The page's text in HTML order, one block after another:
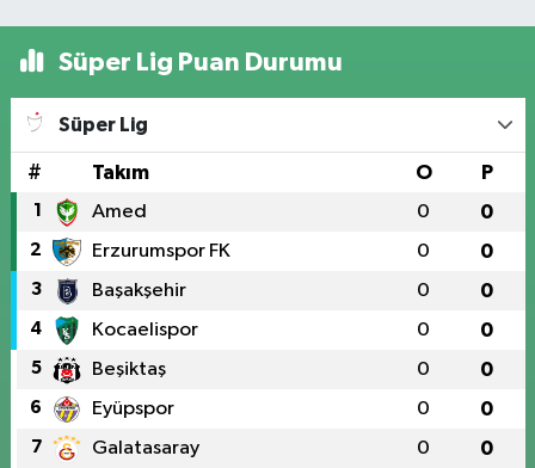
Süper Lig Puan Durumu
Süper Lig
# Takım O P
1 Amed 0 0
2 Erzurumspor FK 0 0
3 Başakşehir 0 0
4 Kocaelispor 0 0
5 Beşiktaş 0 0
6 Eyüpspor 0 0
7 Galatasaray 0 0